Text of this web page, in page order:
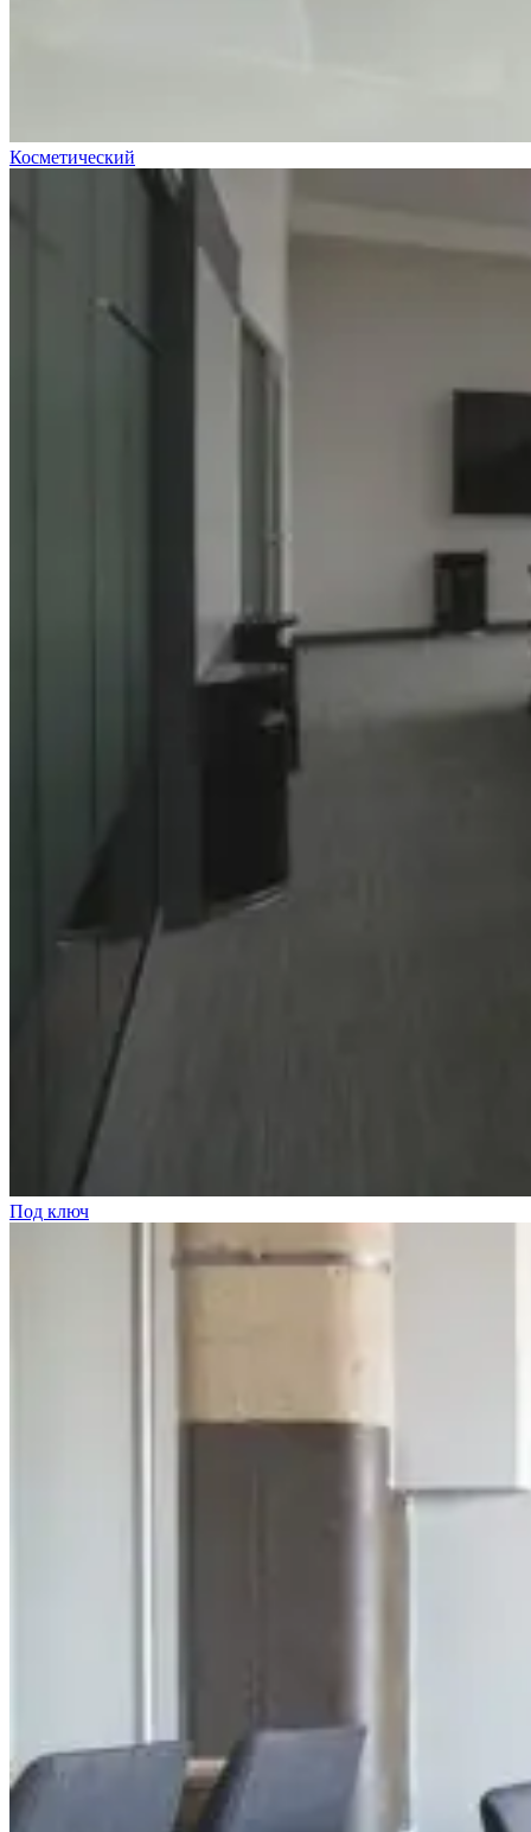
Косметический
Под ключ